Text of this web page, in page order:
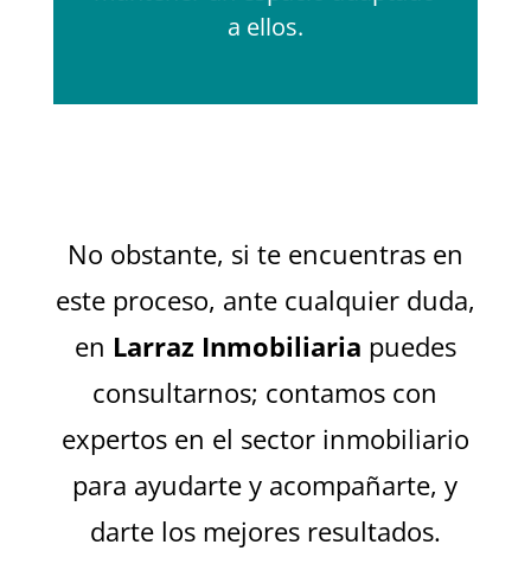
a ellos.
No obstante, si te encuentras en
este proceso, ante cualquier duda,
en Larraz Inmobiliaria puedes
consultarnos; contamos con
expertos en el sector inmobiliario
para ayudarte y acompañarte, y
darte los mejores resultados.